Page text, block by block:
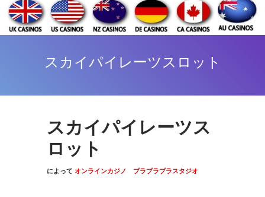
スカイパイレーツスロット
スカイパイレーツス
ロット
によって オンラインカジノ ブラブラブラスタジオ